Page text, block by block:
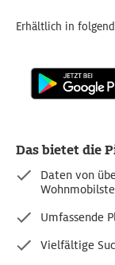
Erhältlich in
Das bietet die
Daten von
Umfassende
Vielfältige